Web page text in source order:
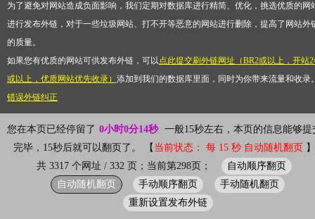
为了避免对网站造成负面影响，我们定期对数据库进行精简、优化，挑选优质的网
进行发布外链，对于一些垃圾网站、打不开等恶意的网站进行删除，提高了网站外
的质量。
如果您有优质的网站可供发布外链，可以点此提交刷外链网址（BR2或以上，开站
或以上，优质网站优先收录） 添加到我们的数据库里面，同时为你带来流量和收录
错误外链纠正
您在本页已经停留了 0小时0分14秒 一般15秒左右，本页的信息能够提
完毕，15秒后就可以翻页了。 【 当前状态： 每 15 秒 自动随机翻页 】
共 3317 个网址 / 332 页；当前第298页；
自动顺序翻页
自动随机翻页
手动顺序翻页
手动随机翻页
重新设置发布外链